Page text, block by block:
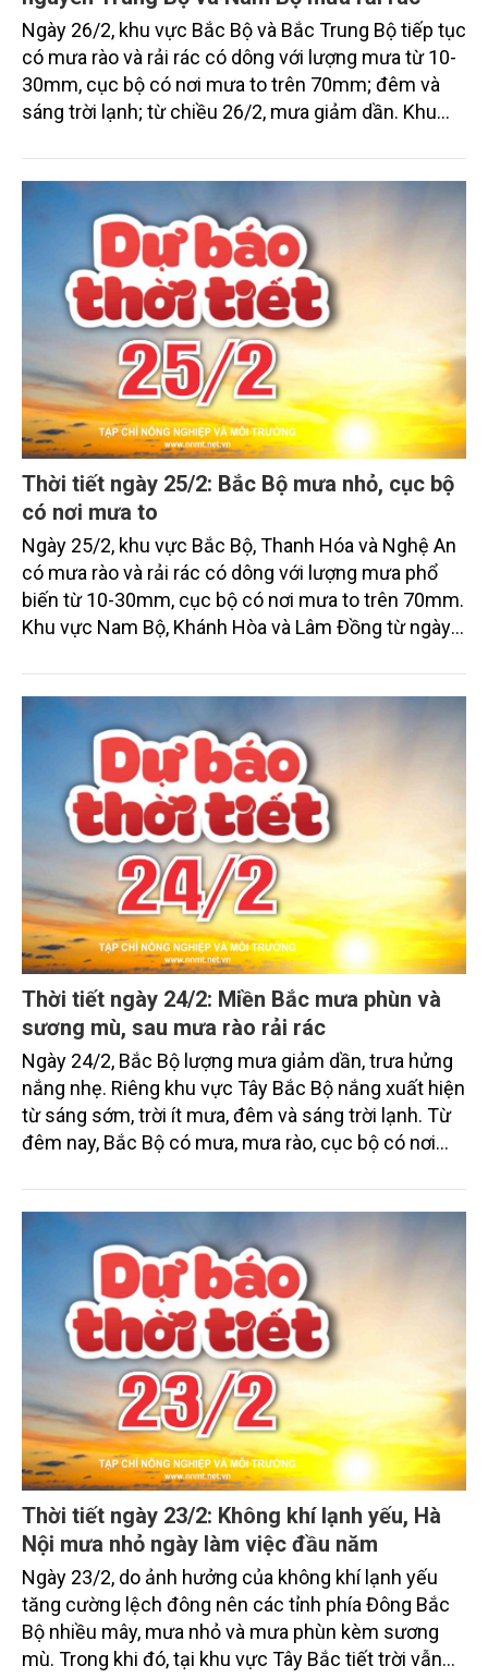
Ngày 26/2, khu vực Bắc Bộ và Bắc Trung Bộ tiếp tục
có mưa rào và rải rác có dông với lượng mưa từ 10-
30mm, cục bộ có nơi mưa to trên 70mm; đêm và
sáng trời lạnh; từ chiều 26/2, mưa giảm dần. Khu
khu vực cao nguyên Trung Bộ và Nam Bộ có khả
năng xảy ra đợt mưa rào và dông trái mùa với lượng
mưa từ 10-30mm, cục bộ có nơi mưa to trên 80mm
(thời gian mưa tập trung vào chiều và tối).
Thời tiết ngày 25/2: Bắc Bộ mưa nhỏ, cục bộ
có nơi mưa to
Ngày 25/2, khu vực Bắc Bộ, Thanh Hóa và Nghệ An
có mưa rào và rải rác có dông với lượng mưa phổ
biến từ 10-30mm, cục bộ có nơi mưa to trên 70mm.
Khu vực Nam Bộ, Khánh Hòa và Lâm Đồng từ ngày
mùa với lượng mưa phổ biến từ 10-20mm, cục bộ
có nơi mưa to trên 50mm (thời gian mưa tập trung
vào chiều và tối).
Thời tiết ngày 24/2: Miền Bắc mưa phùn và
sương mù, sau mưa rào rải rác
Ngày 24/2, Bắc Bộ lượng mưa giảm dần, trưa hửng
nắng nhẹ. Riêng khu vực Tây Bắc Bộ nắng xuất hiện
từ sáng sớm, trời ít mưa, đêm và sáng trời lạnh. Từ
đêm nay, Bắc Bộ có mưa, mưa rào, cục bộ có nơi
Trung Bộ, cao nguyên Trung Bộ và Nam Bộ ngày
nắng, chiều tối và đêm có mưa rào và dông vài nơi;
riêng miền Đông Nam Bộ có nơi nắng nóng.
Thời tiết ngày 23/2: Không khí lạnh yếu, Hà
Nội mưa nhỏ ngày làm việc đầu năm
Ngày 23/2, do ảnh hưởng của không khí lạnh yếu
tăng cường lệch đông nên các tỉnh phía Đông Bắc
Bộ nhiều mây, mưa nhỏ và mưa phùn kèm sương
mù. Trong khi đó, tại khu vực Tây Bắc tiết trời vẫn